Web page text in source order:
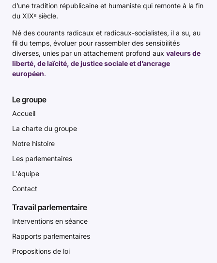
d’une tradition républicaine et humaniste qui remonte à la fin
du XIXᵉ siècle.
Né des courants radicaux et radicaux-socialistes, il a su, au
fil du temps, évoluer pour rassembler des sensibilités
diverses, unies par un attachement profond aux valeurs de
liberté, de laïcité, de justice sociale et d’ancrage
européen.
Le groupe
Accueil
La charte du groupe
Notre histoire
Les parlementaires
L'équipe
Contact
Travail parlementaire
Interventions en séance
Rapports parlementaires
Propositions de loi